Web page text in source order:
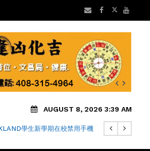
AUGUST 8, 2026 3:39 AM
瀏覽器隱私中繼仍可能洩露IP